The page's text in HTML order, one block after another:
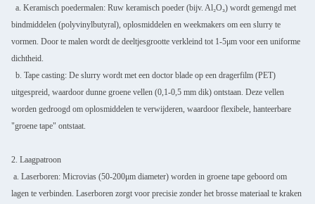
a. Keramisch poedermalen: Ruw keramisch poeder (bijv. Al₂O₃) wordt gemengd met
bindmiddelen (polyvinylbutyral), oplosmiddelen en weekmakers om een slurry te
vormen. Door te malen wordt de deeltjesgrootte verkleind tot 1-5μm voor een uniforme
dichtheid.
b. Tape casting: De slurry wordt met een doctor blade op een dragerfilm (PET)
uitgespreid, waardoor dunne groene vellen (0,1-0,5 mm dik) ontstaan. Deze vellen
worden gedroogd om oplosmiddelen te verwijderen, waardoor flexibele, hanteerbare
"groene tape" ontstaat.
2. Laagpatroon
a. Laserboren: Microvias (50-200μm diameter) worden in groene tape geboord om
lagen te verbinden. Laserboren zorgt voor precisie zonder het brosse materiaal te kraken